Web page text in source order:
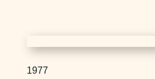
1977